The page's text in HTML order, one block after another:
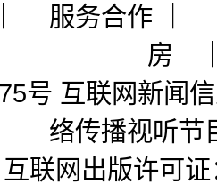
服务合作
房
号 互联网新闻
络传播视听节
互联网出版许可